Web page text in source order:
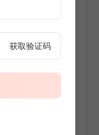
获取验证码